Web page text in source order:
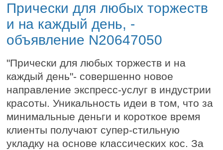
Прически для любых торжеств
и на каждый день, -
объявление N20647050
"Прически для любых торжеств и на
каждый день"- совершенно новое
направление экспресс-услуг в индустрии
красоты. Уникальность идеи в том, что за
минимальные деньги и короткое время
клиенты получают супер-стильную
укладку на основе классических кос. За